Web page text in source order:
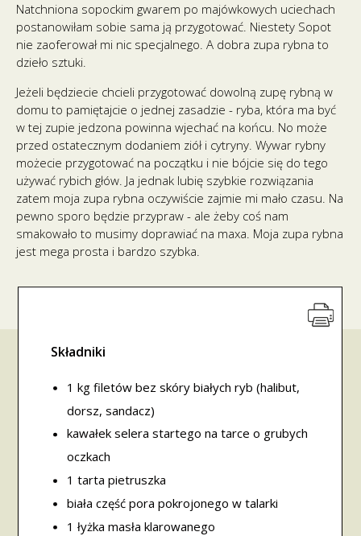
Natchniona sopockim gwarem po majówkowych uciechach
postanowiłam sobie sama ją przygotować. Niestety Sopot
nie zaoferował mi nic specjalnego. A dobra zupa rybna to
dzieło sztuki.
Jeżeli będziecie chcieli przygotować dowolną zupę rybną w
domu to pamiętajcie o jednej zasadzie - ryba, która ma być
w tej zupie jedzona powinna wjechać na końcu. No może
przed ostatecznym dodaniem ziół i cytryny. Wywar rybny
możecie przygotować na początku i nie bójcie się do tego
używać rybich głów. Ja jednak lubię szybkie rozwiązania
zatem moja zupa rybna oczywiście zajmie mi mało czasu. Na
pewno sporo będzie przypraw - ale żeby coś nam
smakowało to musimy doprawiać na maxa. Moja zupa rybna
jest mega prosta i bardzo szybka.
Składniki
1 kg filetów bez skóry białych ryb (halibut,
dorsz, sandacz)
kawałek selera startego na tarce o grubych
oczkach
1 tarta pietruszka
biała część pora pokrojonego w talarki
1 łyżka masła klarowanego